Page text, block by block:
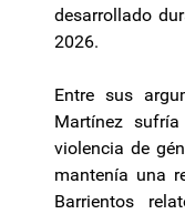
desarrollado
2026.
Entre sus
Martínez
violencia de
mantenía una
Barrientos